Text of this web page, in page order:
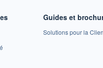
Guides et
Solutions pour la